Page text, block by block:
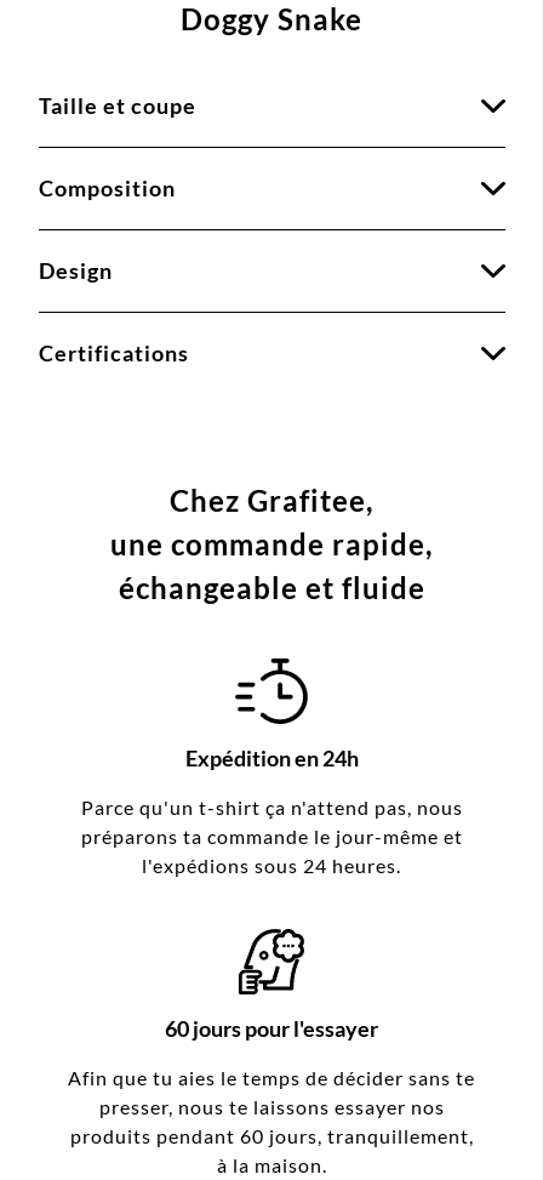
Doggy Snake
Taille et coupe
Composition
Design
Certifications
Chez Grafitee,
une commande rapide,
échangeable et fluide
Expédition en 24h
Parce qu'un t-shirt ça n'attend pas, nous
préparons ta commande le jour-même et
l'expédions sous 24 heures.
60 jours pour l'essayer
Afin que tu aies le temps de décider sans te
presser, nous te laissons essayer nos
produits pendant 60 jours, tranquillement,
à la maison.